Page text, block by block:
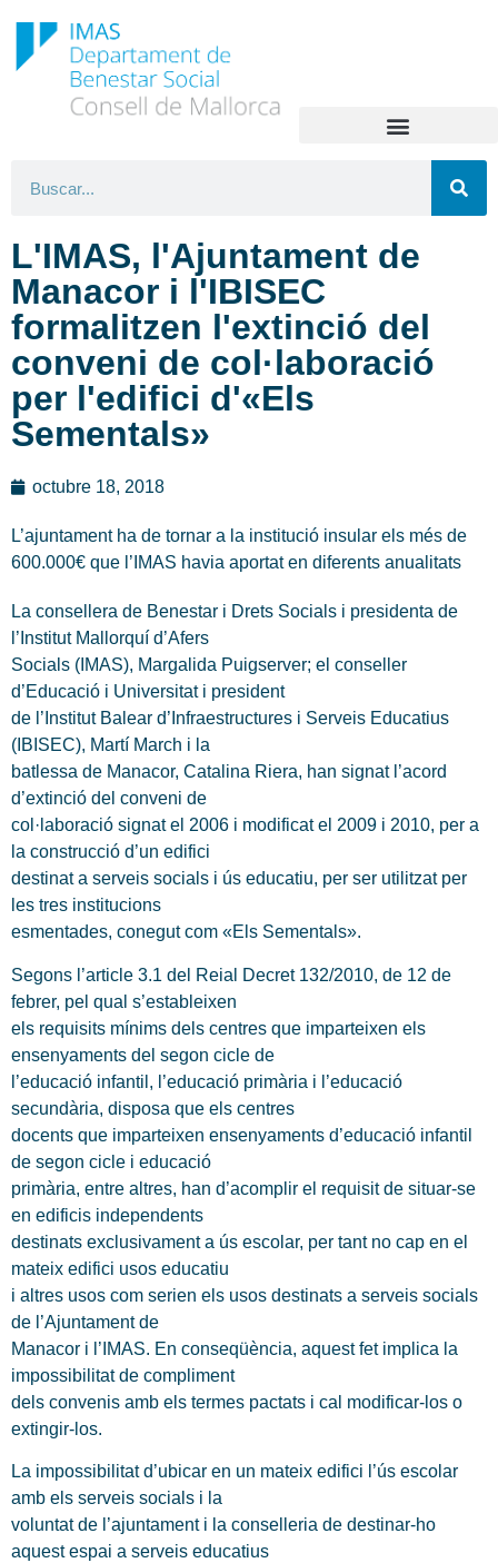
L'IMAS, l'Ajuntament de
Manacor i l'IBISEC
formalitzen l'extinció del
conveni de col·laboració
per l'edifici d'«Els
Sementals»
octubre 18, 2018
L’ajuntament ha de tornar a la institució insular els més de
600.000€ que l’IMAS havia aportat en diferents anualitats
La consellera de Benestar i Drets Socials i presidenta de
l’Institut Mallorquí d’Afers
Socials (IMAS), Margalida Puigserver; el conseller
d’Educació i Universitat i president
de l’Institut Balear d’Infraestructures i Serveis Educatius
(IBISEC), Martí March i la
batlessa de Manacor, Catalina Riera, han signat l’acord
d’extinció del conveni de
col·laboració signat el 2006 i modificat el 2009 i 2010, per a
la construcció d’un edifici
destinat a serveis socials i ús educatiu, per ser utilitzat per
les tres institucions
esmentades, conegut com «Els Sementals».
Segons l’article 3.1 del Reial Decret 132/2010, de 12 de
febrer, pel qual s’estableixen
els requisits mínims dels centres que imparteixen els
ensenyaments del segon cicle de
l’educació infantil, l’educació primària i l’educació
secundària, disposa que els centres
docents que imparteixen ensenyaments d’educació infantil
de segon cicle i educació
primària, entre altres, han d’acomplir el requisit de situar-se
en edificis independents
destinats exclusivament a ús escolar, per tant no cap en el
mateix edifici usos educatiu
i altres usos com serien els usos destinats a serveis socials
de l’Ajuntament de
Manacor i l’IMAS. En conseqüència, aquest fet implica la
impossibilitat de compliment
dels convenis amb els termes pactats i cal modificar-los o
extingir-los.
La impossibilitat d’ubicar en un mateix edifici l’ús escolar
amb els serveis socials i la
voluntat de l’ajuntament i la conselleria de destinar-ho
aquest espai a serveis educatius